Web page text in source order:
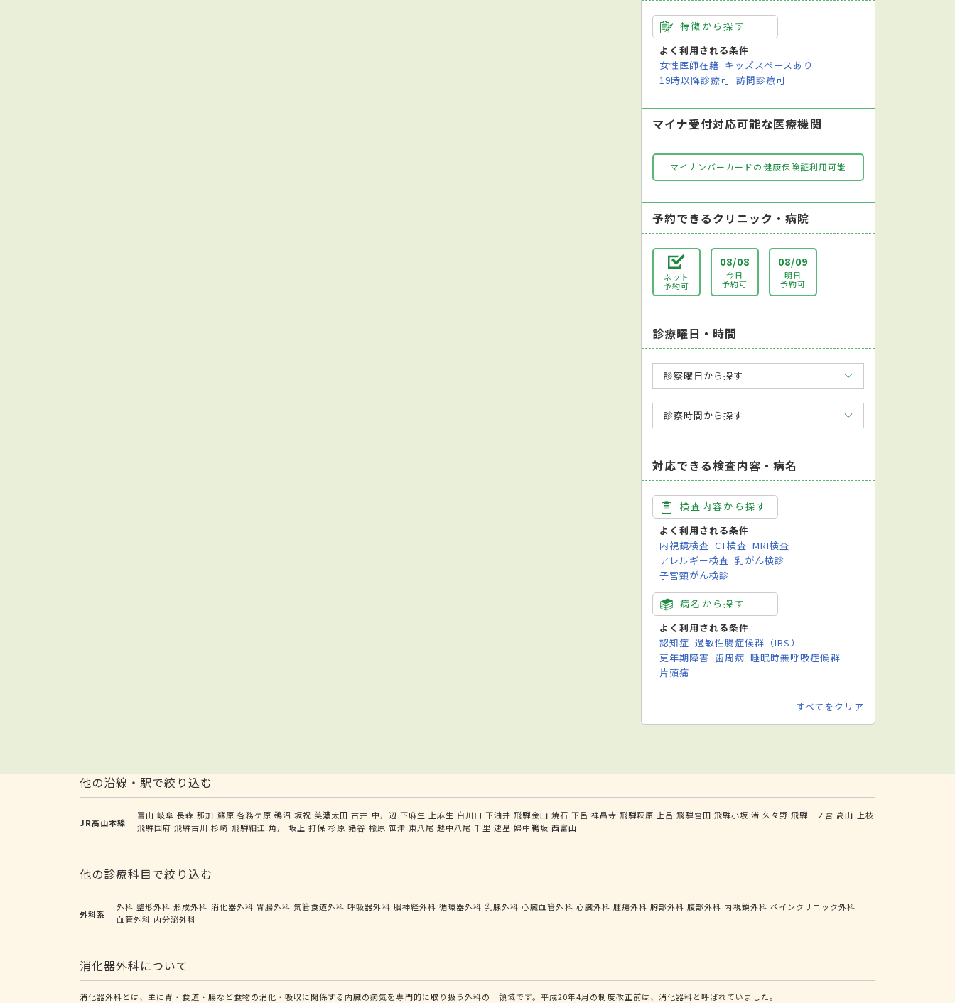
特徴から探す
よく利用される条件
女性医師在籍 キッズスペースあり
19時以降診療可 訪問診療可
マイナ受付対応可能な医療機関
マイナンバーカードの健康保険証利用可能
予約できるクリニック・病院
ネット
予約可
08/08
今日
予約可
08/09
明日
予約可
診療曜日・時間
診察曜日から探す
診察時間から探す
対応できる検査内容・病名
検査内容から探す
よく利用される条件
内視鏡検査 CT検査 MRI検査
アレルギー検査 乳がん検診
子宮頸がん検診
病名から探す
よく利用される条件
認知症 過敏性腸症候群（IBS）
更年期障害 歯周病 睡眠時無呼吸症候群
片頭痛
すべてをクリア
他の沿線・駅で絞り込む
JR高山本線
富山 岐阜 長森 那加 蘇原 各務ケ原 鵜沼 坂祝 美濃太田 古井 中川辺 下麻生 上麻生 白川口 下油井 飛騨金山 焼石 下呂 禅昌寺 飛騨萩原 上呂 飛騨宮田 飛騨小坂 渚 久々野 飛騨一ノ宮 高山
上枝
飛騨国府 飛騨古川 杉崎 飛騨細江 角川 坂上 打保 杉原 猪谷 楡原 笹津 東八尾 越中八尾 千里 速星 婦中鵜坂 西富山
他の診療科目で絞り込む
外科系
外科 整形外科 形成外科 消化器外科 胃腸外科 気管食道外科 呼吸器外科 脳神経外科 循環器外科 乳腺外科 心臓血管外科 心臓外科 腫瘍外科 胸部外科 腹部外科 内視鏡外科 ペインクリニック外科
血管外科 内分泌外科
消化器外科について
消化器外科とは、主に胃・食道・腸など食物の消化・吸収に関係する内臓の病気を専門的に取り扱う外科の一領域です。平成20年4月の制度改正前は、消化器科と呼ばれていました。